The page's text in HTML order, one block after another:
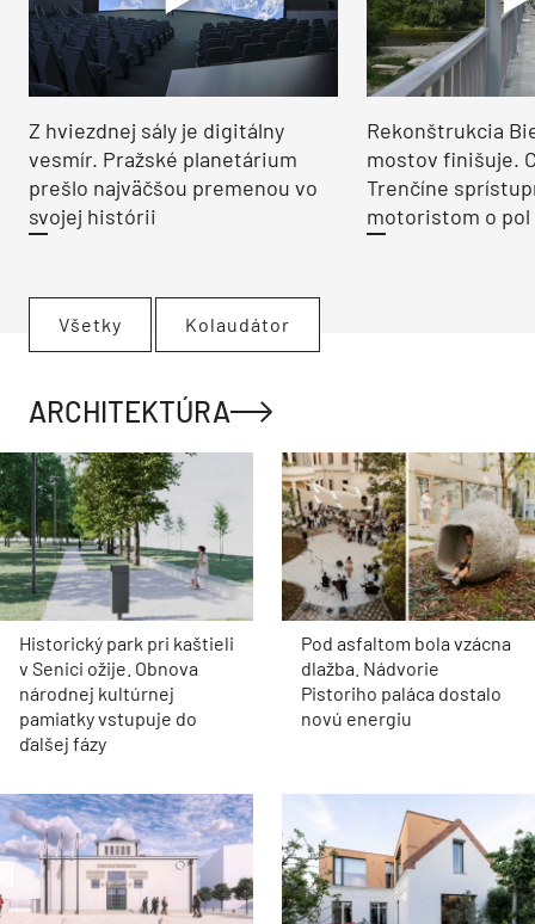
Z hviezdnej sály je digitálny
vesmír. Pražské planetárium
prešlo najväčšou premenou vo
svojej histórii
Rekonštrukcia
mostov finišuje.
Trenčíne
motoristom o pol
Všetky Kolaudátor
ARCHITEKTÚRA
Historický park pri kaštieli
v Senici ožije. Obnova
národnej kultúrnej
pamiatky vstupuje do
ďalšej fázy
Pod asfaltom bola vzácna
dlažba. Nádvorie
Pistoriho paláca dostalo
novú energiu